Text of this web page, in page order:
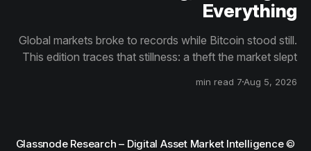
Everything
Global markets broke to records while Bitcoin stood still.
This edition traces that stillness: a theft the market slept
than capitulation, and an options market priced for
Aug 5, 2026
7 min read
Glassnode Research – Digital Asset Market Intelligence©